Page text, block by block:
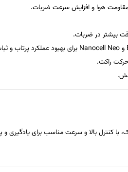
راکت.
با کنترل بالا و سرعت مناسب برای یادگیری